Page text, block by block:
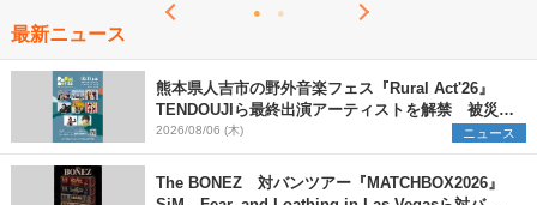
最新ニュース
熊本県人吉市の野外音楽フェス『Rural Act'26』
TENDOUJIら最終出演アーティストを解禁 被災地
支援プロジェクトの始動も発表
2026/08/06 (木) ニュース
The BONEZ 対バンツアー『MATCHBOX2026』